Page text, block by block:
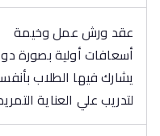
عقد ورش عمل وخيمة
أسعافات أولية بصورة
يشارك فيها الطلاب
لتدريب علي العناية